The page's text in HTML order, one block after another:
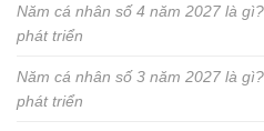
Năm cá nhân số 4 năm 2027 là
phát triển
Năm cá nhân số 3 năm 2027 là
phát triển